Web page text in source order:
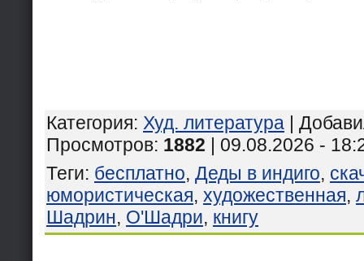
Категория: Худ. литература |
Просмотров: 1882 | 09.08.2026 -
Теги: бесплатно, Деды в индиго,
юмористическая, художественная,
Шадрин, О'Шадри, книгу